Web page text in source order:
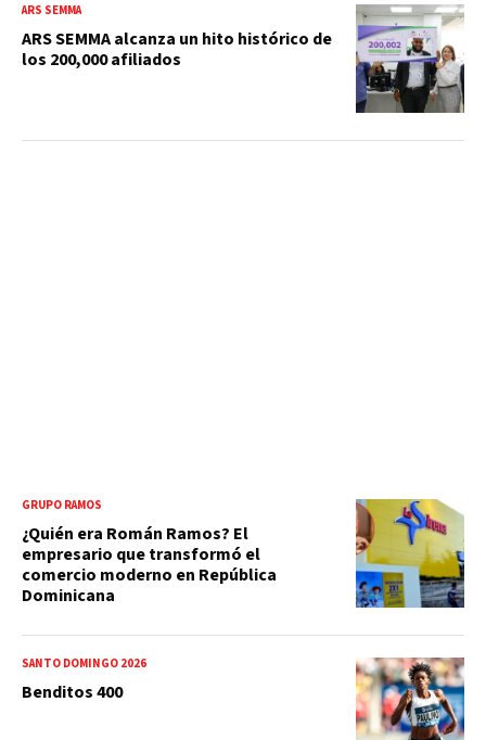
ARS SEMMA
ARS SEMMA alcanza un hito histórico de
los 200,000 afiliados
GRUPO RAMOS
¿Quién era Román Ramos? El
empresario que transformó el
comercio moderno en República
Dominicana
SANTO DOMINGO 2026
Benditos 400